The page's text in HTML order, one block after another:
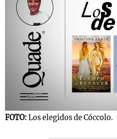
FOTO: Los elegidos de Cóccolo.